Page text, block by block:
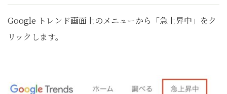
Google トレンド画面上のメニューから「急上昇中」をク
リックします。